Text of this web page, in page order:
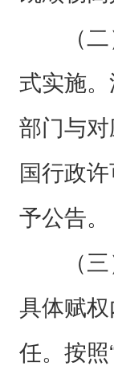
（二）
式实施
部门与
国行政
予公告。
（三）
具体赋
任。按